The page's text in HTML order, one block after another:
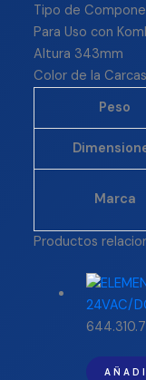
Tipo de
Para Uso con
Altura 343mm
Color de la
Peso
Marca
Productos